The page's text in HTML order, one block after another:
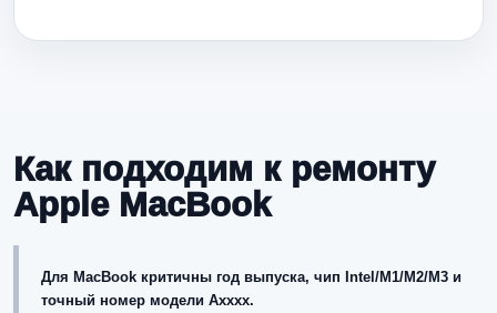
Как подходим к ремонту
Apple MacBook
Для MacBook критичны год выпуска, чип Intel/M1/M2/M3 и
точный номер модели Axxxx.